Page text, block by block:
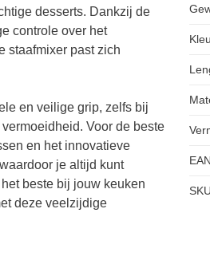
desserts. Dankzij de
controle over het
staafmixer past zich
en veilige grip, zelfs bij
Voor de beste
en het innovatieve
je altijd kunt
beste bij jouw keuken
deze veelzijdige
EAN
SKU